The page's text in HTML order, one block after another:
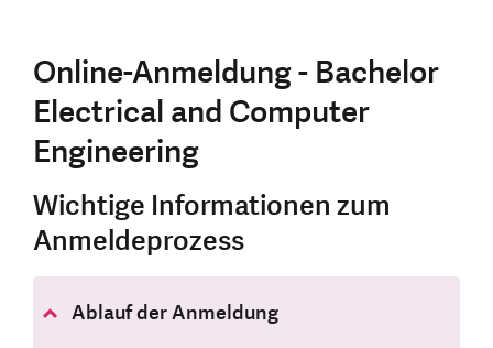
Online-Anmeldung - Bachelor
Electrical and Computer
Engineering
Wichtige Informationen zum
Anmeldeprozess
Ablauf der Anmeldung